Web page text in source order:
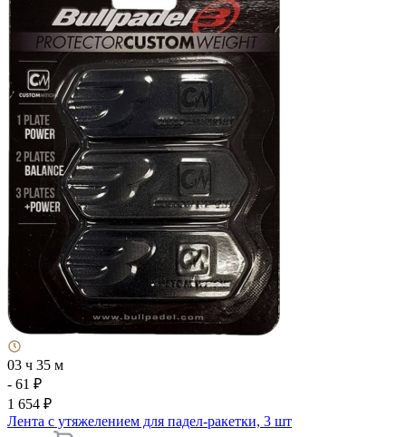
03 ч 35 м
- 61 ₽
1 654 ₽
Лента с утяжелением для падел-ракетки, 3 шт